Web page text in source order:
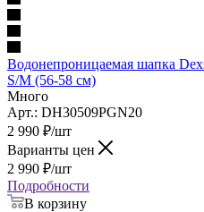
Водонепроницаемая шапка
S/M (56-58 см)
Много
Арт.: DH30509PGN20
2 990 ₽/шт
Варианты цен
2 990 ₽/шт
Подробности
В корзину